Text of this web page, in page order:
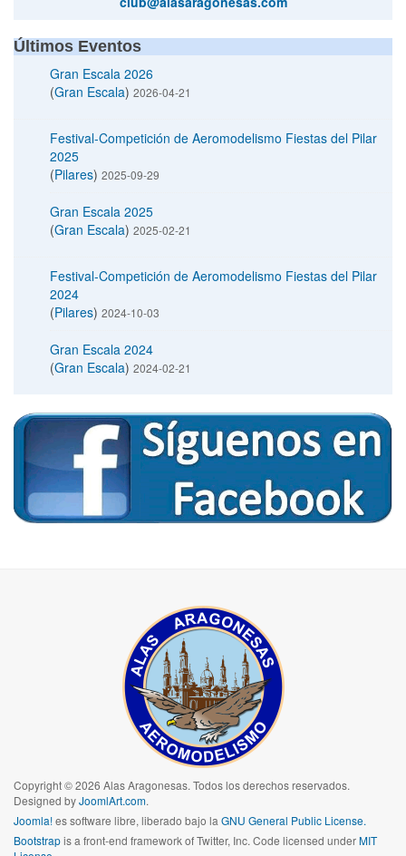
Últimos Eventos
Gran Escala 2026
(Gran Escala) 2026-04-21
Festival-Competición de Aeromodelismo Fiestas del Pilar
2025
(Pilares) 2025-09-29
Gran Escala 2025
(Gran Escala) 2025-02-21
Festival-Competición de Aeromodelismo Fiestas del Pilar
2024
(Pilares) 2024-10-03
Gran Escala 2024
(Gran Escala) 2024-02-21
Copyright © 2026 Alas Aragonesas. Todos los derechos reservados.
Designed byJoomlArt.com.
Joomla!es software libre, liberado bajo la GNU General Public License.
Bootstrapis a front-end framework of Twitter, Inc. Code licensed underMIT